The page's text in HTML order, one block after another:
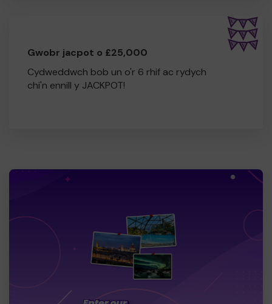
Gwobr jacpot o £25,000
Cydweddwch bob un o'r 6 rhif ac rydych
chi'n ennill y JACKPOT!